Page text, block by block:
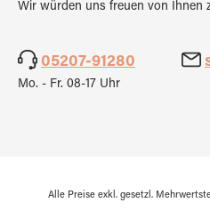
Wir würden uns freuen von Ihnen
05207-91280
Mo. - Fr. 08-17 Uhr
Alle Preise exkl. gesetzl.